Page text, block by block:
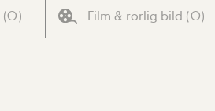
(0) Film & rörlig bild (0)